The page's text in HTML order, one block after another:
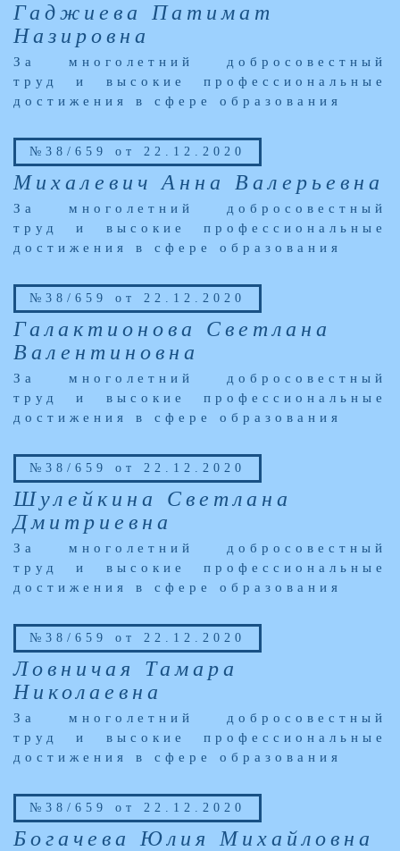
Гаджиева Патимат
Назировна
За многолетний добросовестный
труд и высокие профессиональные
достижения в сфере образования
№38/659 от 22.12.2020
Михалевич Анна Валерьевна
За многолетний добросовестный
труд и высокие профессиональные
достижения в сфере образования
№38/659 от 22.12.2020
Галактионова Светлана
Валентиновна
За многолетний добросовестный
труд и высокие профессиональные
достижения в сфере образования
№38/659 от 22.12.2020
Шулейкина Светлана
Дмитриевна
За многолетний добросовестный
труд и высокие профессиональные
достижения в сфере образования
№38/659 от 22.12.2020
Ловничая Тамара
Николаевна
За многолетний добросовестный
труд и высокие профессиональные
достижения в сфере образования
№38/659 от 22.12.2020
Богачева Юлия Михайловна